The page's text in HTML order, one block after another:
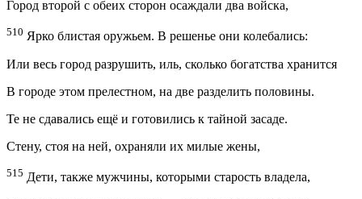
Город второй с обеих сторон осаждали два войска,
510 Ярко блистая оружьем. В решенье они колебались:
Или весь город разрушить, иль, сколько богатства хранится
В городе этом прелестном, на две разделить половины.
Те не сдавались ещё и готовились к тайной засаде.
Стену, стоя на ней, охраняли их милые жены,
515 Дети, также мужчины, которыми старость владела,